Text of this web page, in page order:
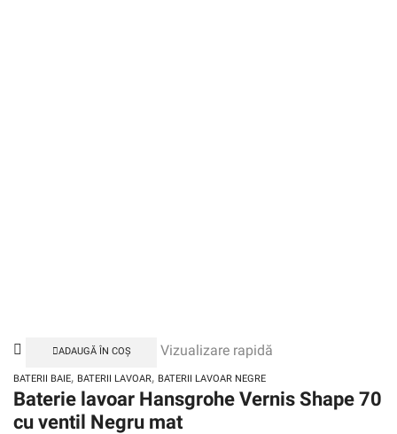
ADAUGĂ ÎN COȘ Vizualizare rapidă
BATERII BAIE, BATERII LAVOAR, BATERII LAVOAR NEGRE
Baterie lavoar Hansgrohe Vernis Shape 70
cu ventil Negru mat